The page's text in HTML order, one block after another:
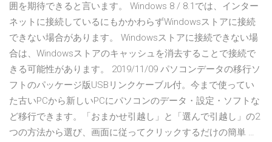
囲を期待できると言います。 Windows 8 / 8.1では、インター
ネットに接続しているにもかかわらずWindowsストアに接続
できない場合があります。 Windowsストアに接続できない場
合は、Windowsストアのキャッシュを消去することで接続で
きる可能性があります。 2019/11/09 パソコンデータの移行ソ
フトのパッケージ版USBリンクケーブル付。今まで使ってい
た古いPCから新しいPCにパソコンのデータ・設定・ソフトな
ど移行できます。「おまかせ引越し」と「選んで引越し」の2
つの方法から選び、画面に従ってクリックするだけの簡単 …